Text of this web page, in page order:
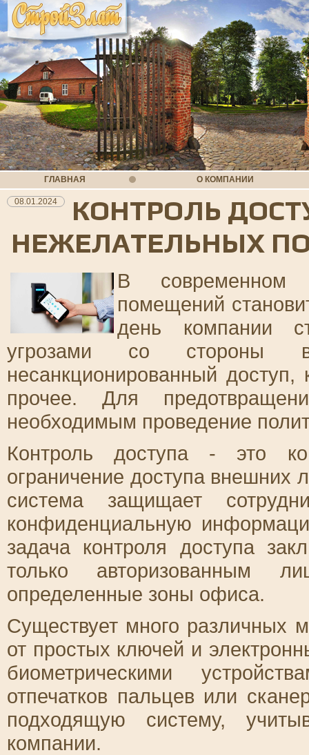
ГЛАВНАЯ О КОМПАНИИ
08.01.2024
КОНТРОЛЬ
НЕЖЕЛАТЕЛЬНЫХ
В современном
помещений
день компании
угрозами со стороны
несанкционированный
прочее. Для
необходимым проведение
Контроль доступа - это
ограничение доступа
система защищает
конфиденциальную
задача контроля доступа
только авторизованным
определенные зоны офиса.
Существует много различных
от простых ключей и
биометрическими
отпечатков пальцев или
подходящую систему,
компании.